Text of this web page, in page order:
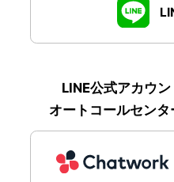
LINE公式アカウン
オートコールセン